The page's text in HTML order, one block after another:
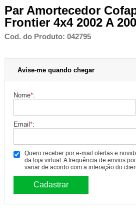
Par Amortecedor
Frontier 4x4 2002 A
Cod. do Produto: 042795
Avise-me quando chegar
Nome*:
Email*:
Quero receber por e-mail ofertas e
da loja virtual. A frequência de envios
variar de acordo com a interação do